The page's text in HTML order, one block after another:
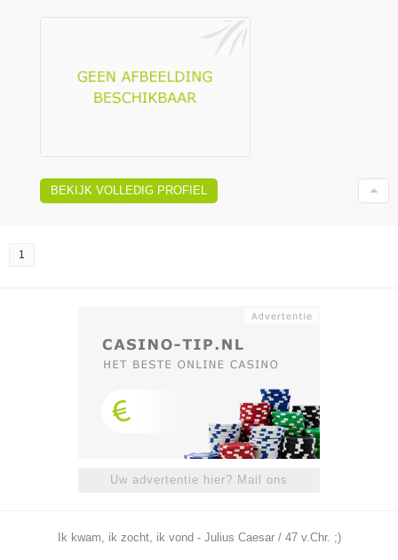
BEKIJK VOLLEDIG PROFIEL
1
Uw advertentie hier? Mail ons
Ik kwam, ik zocht, ik vond - Julius Caesar / 47 v.Chr. ;)